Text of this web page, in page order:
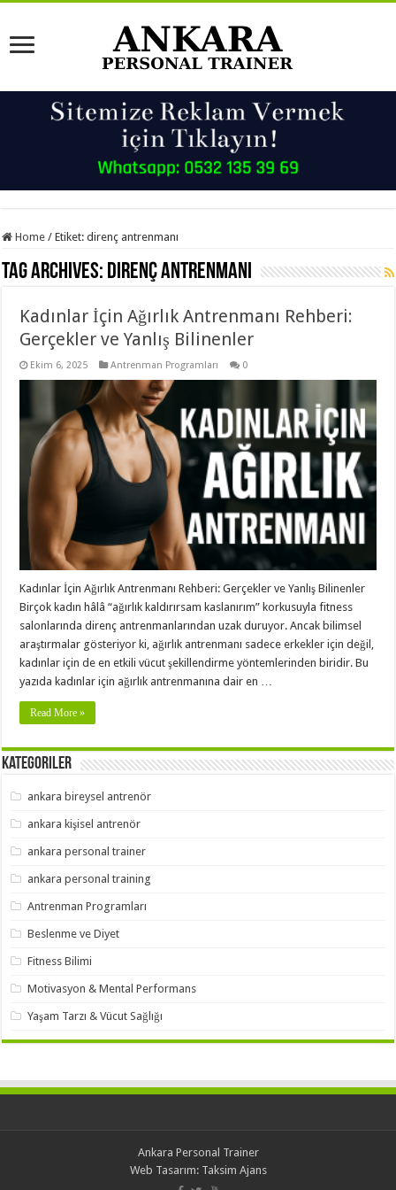
Home / Etiket:direnç antrenmanı
Tag Archives: direnç antrenmanı
Kadınlar İçin Ağırlık Antrenmanı Rehberi:
Gerçekler ve Yanlış Bilinenler
Ekim 6, 2025 Antrenman Programları 0
Kadınlar İçin Ağırlık Antrenmanı Rehberi: Gerçekler ve Yanlış Bilinenler
Birçok kadın hâlâ “ağırlık kaldırırsam kaslanırım” korkusuyla fitness
salonlarında direnç antrenmanlarından uzak duruyor. Ancak bilimsel
araştırmalar gösteriyor ki, ağırlık antrenmanı sadece erkekler için değil,
kadınlar için de en etkili vücut şekillendirme yöntemlerinden biridir. Bu
yazıda kadınlar için ağırlık antrenmanına dair en …
Read More »
Kategoriler
ankara bireysel antrenör
ankara kişisel antrenör
ankara personal trainer
ankara personal training
Antrenman Programları
Beslenme ve Diyet
Fitness Bilimi
Motivasyon & Mental Performans
Yaşam Tarzı & Vücut Sağlığı
Ankara Personal Trainer
Web Tasarım: Taksim Ajans